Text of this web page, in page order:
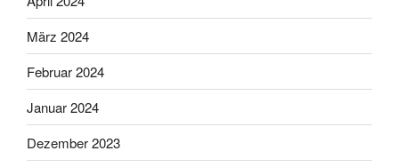
März 2024
Februar 2024
Januar 2024
Dezember 2023